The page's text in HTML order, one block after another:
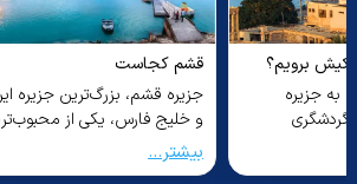
جزیره ایران
از محبوب‌ترین
مجلل ترین فرودگاه جهان
کجاست ؟
مجلل ترین فرودگاه جهان
کجاست ؟ با لوکس‌ترین
فرودگاه‌های جهان آشنا شوید؛
فرودگاه‌هایی که فراتر از یک ...
بیشتر...